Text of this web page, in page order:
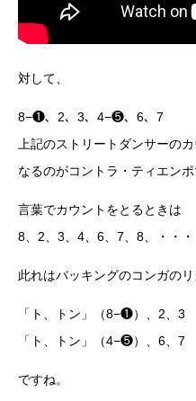
対して、
8−❶、2、3、4−❺、6、7
上記のストリートダンサーの
なるのがコントラ・ティエンポ
言葉でカウントをとるときは
8、2、3、4、6、7、8、・・・
此れはバッキングのコンガのリ
「ト、トン」（8−❶）、2、3
「ト、トン」（4−❺）、6、7
ですね。